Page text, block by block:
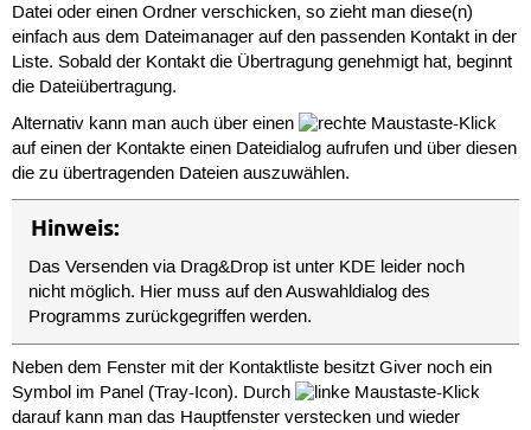
Datei oder einen Ordner verschicken, so zieht man diese(n)
einfach aus dem Dateimanager auf den passenden Kontakt in der
Liste. Sobald der Kontakt die Übertragung genehmigt hat, beginnt
die Dateiübertragung.
Alternativ kann man auch über einen
-Klick
auf einen der Kontakte einen Dateidialog aufrufen und über diesen
die zu übertragenden Dateien auszuwählen.
Hinweis:
Das Versenden via Drag&Drop ist unter KDE leider noch
nicht möglich. Hier muss auf den Auswahldialog des
Programms zurückgegriffen werden.
Neben dem Fenster mit der Kontaktliste besitzt Giver noch ein
Symbol im Panel (Tray-Icon). Durch
-Klick
darauf kann man das Hauptfenster verstecken und wieder